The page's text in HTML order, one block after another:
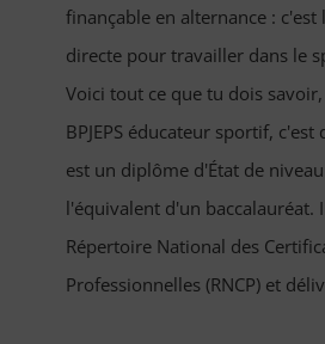
finançable en alternance : c'est
directe pour travailler dans le
Voici tout ce que tu dois
BPJEPS éducateur sportif, c'est
est un diplôme d'État de
l'équivalent d'un baccalauréat.
Répertoire National des
Professionnelles (RNCP) et